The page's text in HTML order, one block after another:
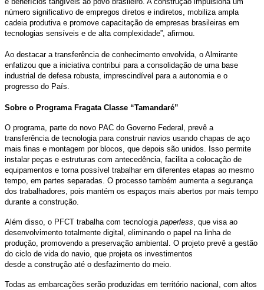
número significativo de empregos diretos e indiretos, mobiliza ampla
cadeia produtiva e promove capacitação de empresas brasileiras em
tecnologias sensíveis e de alta complexidade”, afirmou.
Ao destacar a transferência de conhecimento envolvida, o Almirante
enfatizou que a iniciativa contribui para a consolidação de uma base
industrial de defesa robusta, imprescindível para a autonomia e o
progresso do País.
Sobre o Programa Fragata Classe “Tamandaré”
O programa, parte do novo PAC do Governo Federal, prevê a
transferência de tecnologia para construir navios usando chapas de aço
mais finas e montagem por blocos, que depois são unidos. Isso permite
instalar peças e estruturas com antecedência, facilita a colocação de
equipamentos e torna possível trabalhar em diferentes etapas ao mesmo
tempo, em partes separadas. O processo também aumenta a segurança
dos trabalhadores, pois mantém os espaços mais abertos por mais tempo
durante a construção.
Além disso, o PFCT trabalha com tecnologia paperless, que visa ao
desenvolvimento totalmente digital, eliminando o papel na linha de
produção, promovendo a preservação ambiental. O projeto prevê a gestão
do ciclo de vida do navio, que projeta os investimentos
desde a construção até o desfazimento do meio.
Todas as embarcações serão produzidas em território nacional, com altos